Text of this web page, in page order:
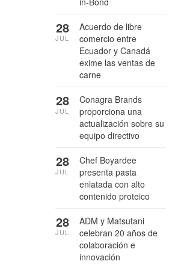
Acuerdo de libre
comercio entre
Ecuador y Canadá
exime las ventas de
carne
28
JUL
Conagra Brands
proporciona una
actualización sobre su
equipo directivo
28
JUL
Chef Boyardee
presenta pasta
enlatada con alto
contenido proteico
28
JUL
ADM y Matsutani
celebran 20 años de
colaboración e
innovación
28
JUL